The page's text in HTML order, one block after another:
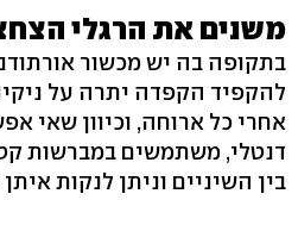
משנים את הרגלי
בתקופה בה יש מכשור
להקפיד הקפדה יתרה על
אחרי כל ארוחה, וכיוון שאי
דנטלי, משתמשים במברשות
בין השיניים וניתן לנקות